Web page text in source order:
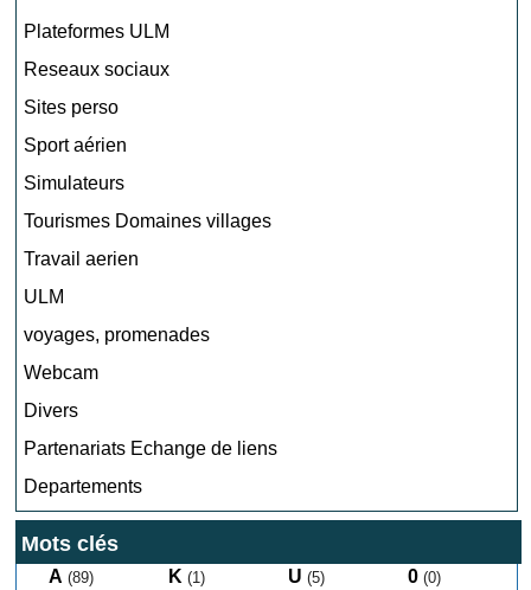
Plateformes ULM
Reseaux sociaux
Sites perso
Sport aérien
Simulateurs
Tourismes Domaines villages
Travail aerien
ULM
voyages, promenades
Webcam
Divers
Partenariats Echange de liens
Departements
Mots clés
A (89) K (1) U (5) 0 (0)